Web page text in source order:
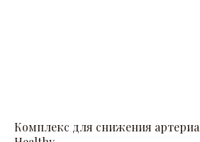
Комплекс для снижения